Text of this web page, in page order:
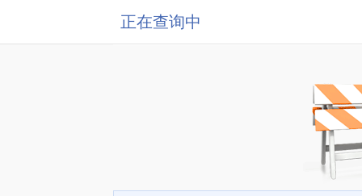
正在查询中